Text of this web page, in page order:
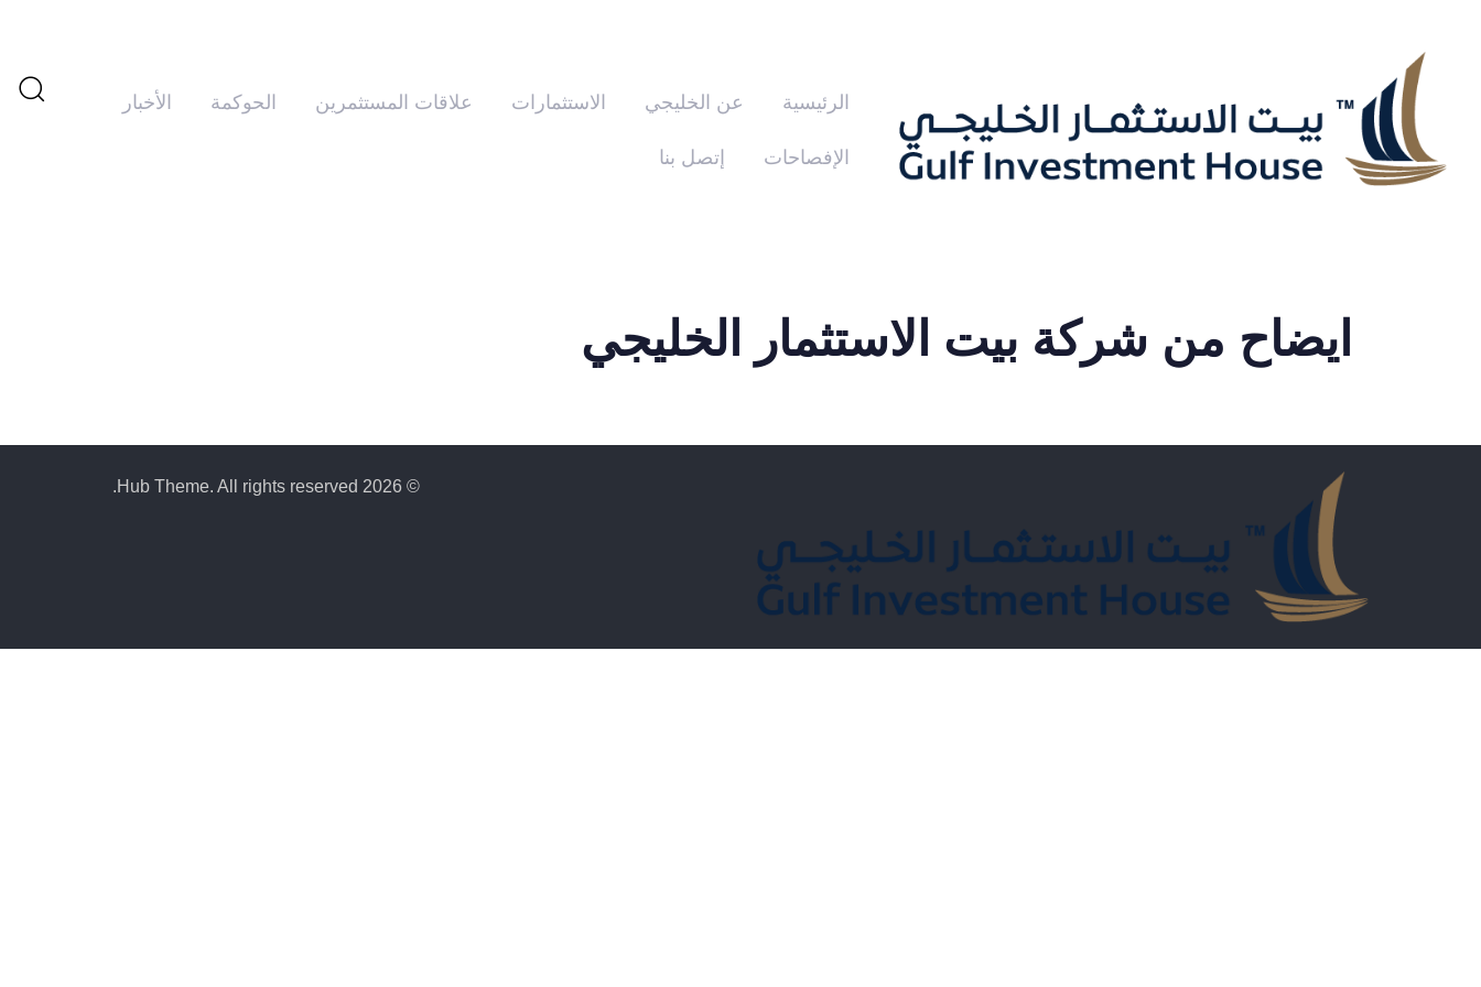
الرئيسية عن الخليجي الاستثمارات علاقات المستثمرين الحوكمة الأخبار
الإفصاحات إتصل بنا
ايضاح من شركة بيت الاستثمار الخليجي
© 2026 Hub Theme. All rights reserved.